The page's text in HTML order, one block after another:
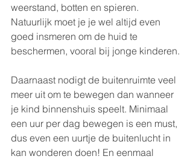
weerstand, botten en spieren.
Natuurlijk moet je je wel altijd even
goed insmeren om de huid te
beschermen, vooral bij jonge kinderen.
Daarnaast nodigt de buitenruimte veel
meer uit om te bewegen dan wanneer
je kind binnenshuis speelt. Minimaal
een uur per dag bewegen is een must,
dus even een uurtje de buitenlucht in
kan wonderen doen! En eenmaal